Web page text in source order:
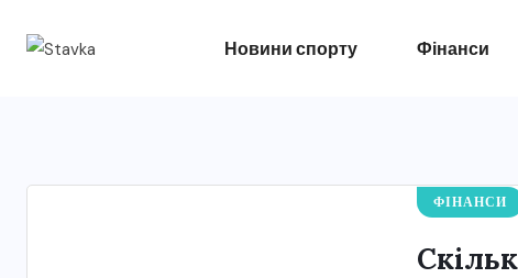
Новини спорту Фінанси
ФІНАНСИ